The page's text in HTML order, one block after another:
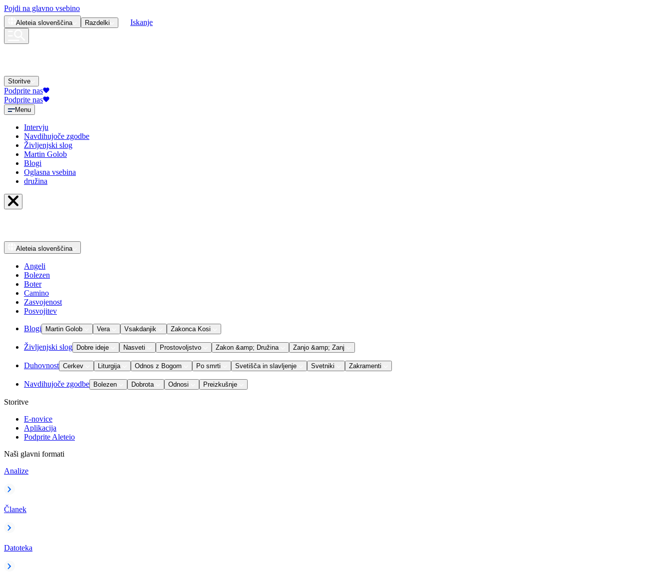
Pojdi na glavno vsebino
Aleteia slovenščina Razdelki Iskanje
Storitve
Podprite nas
Podprite nas
Menu
Intervju
Navdihujoče zgodbe
Življenjski slog
Martin Golob
Blogi
Oglasna vsebina
družina
Aleteia slovenščina
Angeli
Bolezen
Boter
Camino
Zasvojenost
Posvojitev
Blogi Martin Golob Vera Vsakdanjik Zakonca Kosi
Življenjski slog Dobre ideje Nasveti Prostovoljstvo Zakon &amp; Družina Zanjo &amp; Zanj
Duhovnost Cerkev Liturgija Odnos z Bogom Po smrti Svetišča in slavljenje Svetniki Zakramenti
Navdihujoče zgodbe Bolezen Dobrota Odnosi Preizkušnje
Storitve
E-novice
Aplikacija
Podprite Aleteio
Naši glavni formati
Analize
Članek
Datoteka